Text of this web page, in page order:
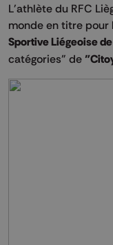
L'athlète du RFC
monde en titre
Sportive Liégeoise
catégories" de